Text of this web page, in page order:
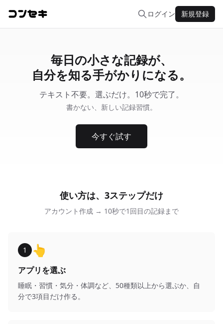
ログイン 新規登録
毎日の小さな記録が、
自分を知る手がかりになる。
テキスト不要。選ぶだけ。10秒で完了。
書かない、新しい記録習慣。
今すぐ試す
使い方は、3ステップだけ
アカウント作成 → 10秒で1回目の記録まで
1 👆
アプリを選ぶ
睡眠・習慣・気分・体調など、50種類以上から選ぶか、自
分で3項目だけ作る。